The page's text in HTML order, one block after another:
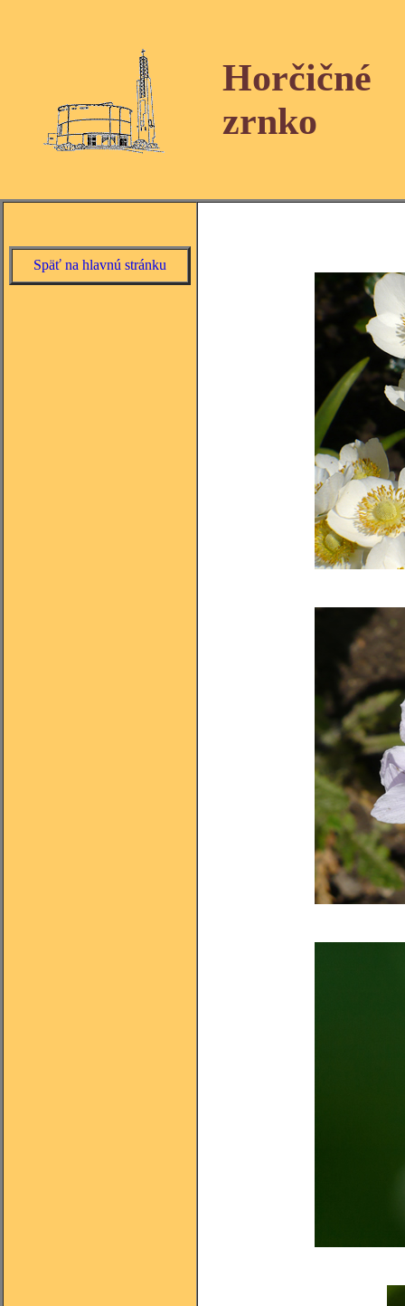
Horčičné
zrnko
Späť na hlavnú stránku